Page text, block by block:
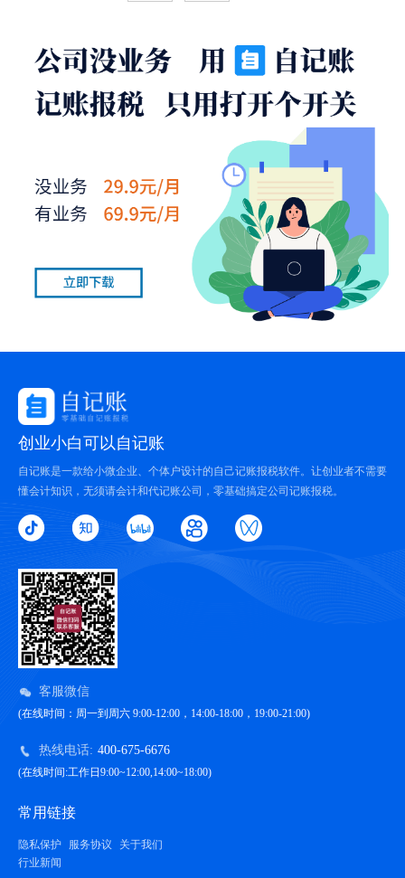
创业小白可以自记账
自记账是一款给小微企业、个体户设计的自己记账报税软件。让创业者不需要
懂会计知识，无须请会计和代记账公司，零基础搞定公司记账报税。
客服微信
(在线时间：周一到周六 9:00-12:00，14:00-18:00，19:00-21:00)
热线电话: 400-675-6676
(在线时间:工作日9:00~12:00,14:00~18:00)
常用链接
隐私保护 服务协议
关于我们
行业新闻